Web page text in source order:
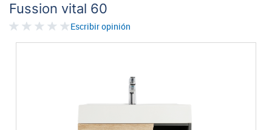
Fussion vital 60
Escribir opinión